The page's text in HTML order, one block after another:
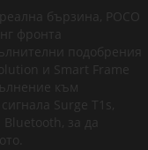
бързина, POCO
фронта
подобрения
и Smart Frame
към
Surge T1s,
за да